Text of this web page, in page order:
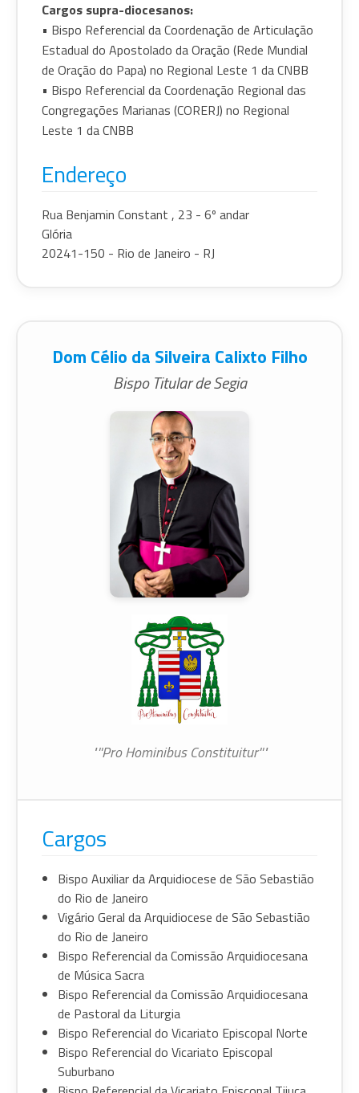
Cargos supra-diocesanos:
• Bispo Referencial da Coordenação de Articulação
Estadual do Apostolado da Oração (Rede Mundial
de Oração do Papa) no Regional Leste 1 da CNBB
• Bispo Referencial da Coordenação Regional das
Congregações Marianas (CORERJ) no Regional
Leste 1 da CNBB
Endereço
Rua Benjamin Constant , 23 - 6º andar
Glória
20241-150 - Rio de Janeiro - RJ
Dom Célio da Silveira Calixto Filho
Bispo Titular de Segia
"''Pro Hominibus Constituitur''"
Cargos
Bispo Auxiliar da Arquidiocese de São Sebastião
do Rio de Janeiro
Vigário Geral da Arquidiocese de São Sebastião
do Rio de Janeiro
Bispo Referencial da Comissão Arquidiocesana
de Música Sacra
Bispo Referencial da Comissão Arquidiocesana
de Pastoral da Liturgia
Bispo Referencial do Vicariato Episcopal Norte
Bispo Referencial do Vicariato Episcopal
Suburbano